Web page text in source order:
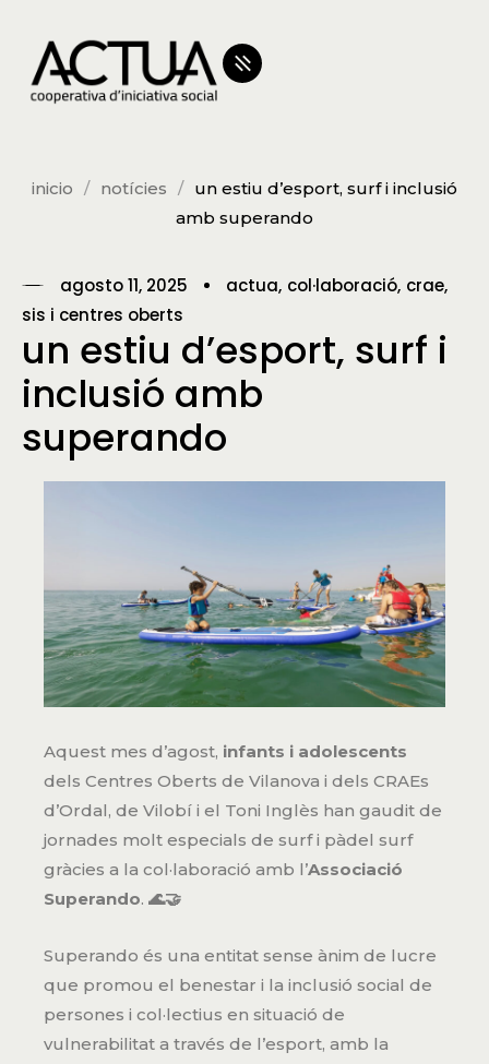
inicio notícies
un estiu d’esport, surf i inclusió
amb superando
agosto 11, 2025 actua col·laboració crae
sis i centres oberts
un estiu d’esport, surf i
inclusió amb
superando
Aquest mes d’agost, infants i adolescents
dels Centres Oberts de Vilanova i dels CRAEs
d’Ordal, de Vilobí i el Toni Inglès han gaudit de
jornades molt especials de surf i pàdel surf
gràcies a la col·laboració amb l’Associació
Superando. 🌊🤝
Superando és una entitat sense ànim de lucre
que promou el benestar i la inclusió social de
persones i col·lectius en situació de
vulnerabilitat a través de l’esport, amb la